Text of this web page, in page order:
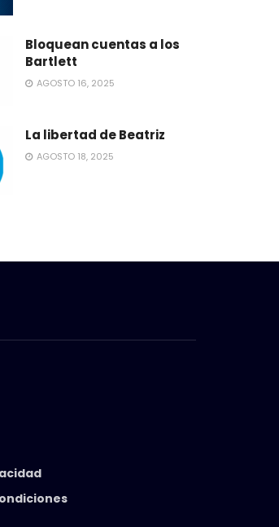
Bloquean cuentas a los
Bartlett
AGOSTO 16, 2025
La libertad de Beatriz
AGOSTO 18, 2025